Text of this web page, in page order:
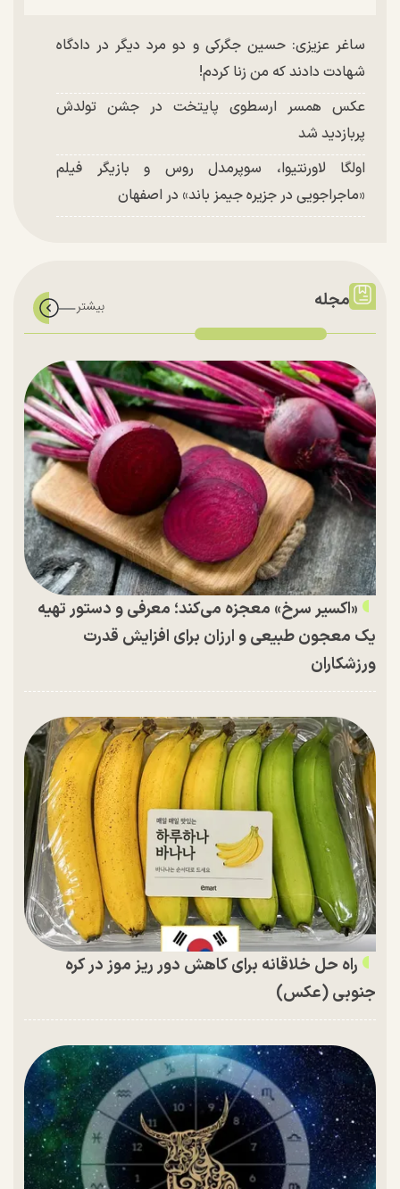
ساغر عزیزی: حسین جگرکی و دو مرد دیگر در دادگاه
شهادت دادند که من زنا کردم!
عکس همسر ارسطوی پایتخت در جشن تولدش
پربازدید شد
اولگا لاورنتیوا، سوپرمدل روس و بازیگر فیلم
«ماجراجویی در جزیره جیمز باند» در اصفهان
مجله
«اکسیر سرخ» معجزه می‌کند؛ معرفی و دستور تهیه
یک معجون طبیعی و ارزان برای افزایش قدرت
ورزشکاران
راه حل خلاقانه برای کاهش دور ریز موز در کره
جنوبی (عکس)